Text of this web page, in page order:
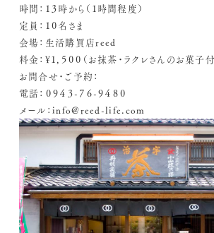
時間：１３時から（１時間程度）
定員：１０名さま
会場：生活購買店reed
料金：¥１,５００（お抹茶・ラクレさんのお菓子付
お問合せ・ご予約：
電話：０９４３-７６-９４８０
メール：info@reed-life.com